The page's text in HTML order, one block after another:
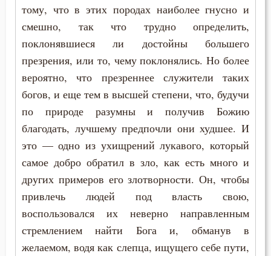
Идолопоклонство
Искушение
Искушение в смертный час
Исповедник
Исповедь
Истина
Католицизм
тому, что в этих породах наиболее гнусно и
смешно, так что трудно определить,
поклонявшиеся ли достойны большего
презрения, или то, чему поклонялись. Но более
вероятно, что презреннее служители таких
богов, и еще тем в высшей степени, что, будучи
по природе разумны и получив Божию
благодать, лучшему предпочли они худшее. И
это — одно из ухищрений лукавого, который
самое добро обратил в зло, как есть много и
других примеров его злотворности. Он, чтобы
привлечь людей под власть свою,
воспользовался их неверно направленным
стремлением найти Бога и, обманув в
желаемом, водя как слепца, ищущего себе пути,